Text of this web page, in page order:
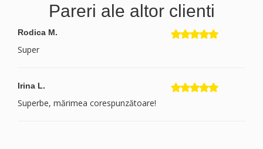
Pareri ale altor clienti
Rodica M.
Super
Irina L.
Superbe, mărimea corespunzătoare!